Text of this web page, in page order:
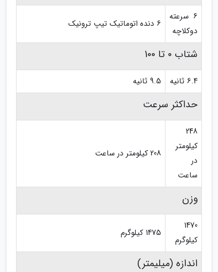
6 سرعته
دوکلاچه
6 دنده اتوماتیک تیپ ترونیک
شتاب 0 تا 100
6.4 ثانیه 9.5 ثانیه
حداکثر سرعت
248
کیلومتر
در
ساعت
208 کیلومتر در ساعت
وزن
1470
کیلوگرم
1475 کیلوگرم
اندازه (میلیمتر)